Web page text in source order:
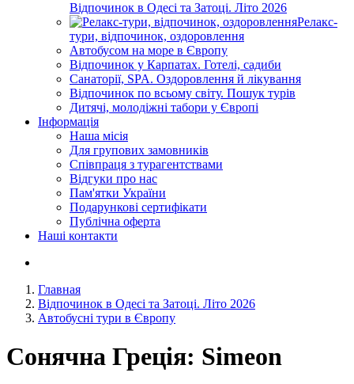
Відпочинок в Одесі та Затоці. Літо 2026
Релакс-
тури, відпочинок, оздоровлення
Автобусом на море в Європу
Відпочинок у Карпатах. Готелі, садиби
Санаторії, SPA. Оздоровлення й лікування
Відпочинок по всьому світу. Пошук турів
Дитячі, молодіжні табори у Європі
Інформація
Наша місія
Для групових замовників
Співпраця з турагентствами
Відгуки про нас
Пам'ятки України
Подарункові сертифікати
Публічна оферта
Наші контакти
Главная
Відпочинок в Одесі та Затоці. Літо 2026
Автобусні тури в Європу
Сонячна Греція: Simeon